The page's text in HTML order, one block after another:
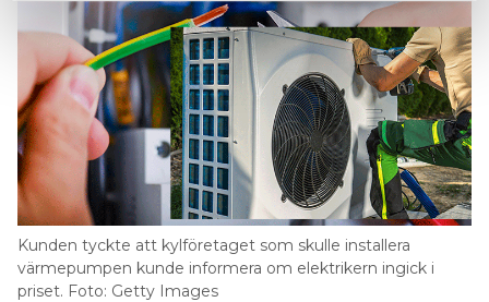
Kunden tyckte att kylföretaget som skulle installera
värmepumpen kunde informera om elektrikern ingick i
priset. Foto: Getty Images